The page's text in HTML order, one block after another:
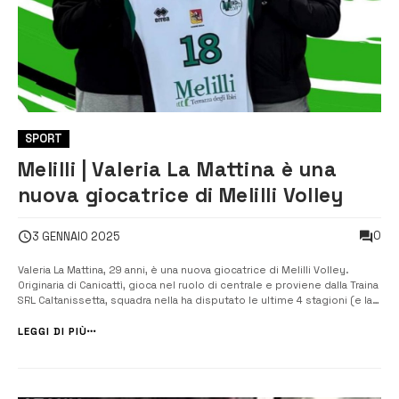
SPORT
Melilli | Valeria La Mattina è una
nuova giocatrice di Melilli Volley
3 GENNAIO 2025 0
Valeria La Mattina, 29 anni, è una nuova giocatrice di Melilli Volley.
Originaria di Canicattì, gioca nel ruolo di centrale e proviene dalla Traina
SRL Caltanissetta, squadra nella ha disputato le ultime 4 stagioni (e la
dello scorso campionato di B2. Nel 2019-20 ha [&hell...
LEGGI DI PIÙ